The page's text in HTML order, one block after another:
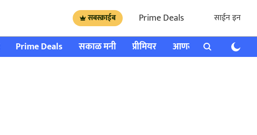
सबस्क्राईब Prime Deals साईन इन
Prime Deals सकाळ मनी प्रीमियर आणखी राशी भविष्य